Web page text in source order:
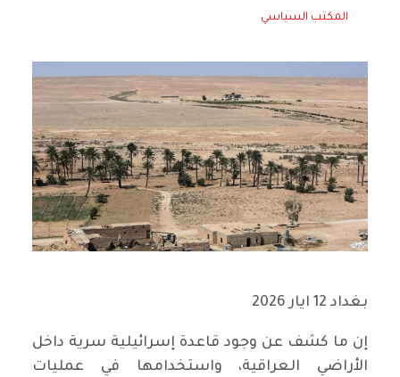
المكتب السياسي
بغداد 12 ايار 2026
إن ما كشف عن وجود قاعدة إسرائيلية سرية داخل
الأراضي العراقية، واستخدامها في عمليات